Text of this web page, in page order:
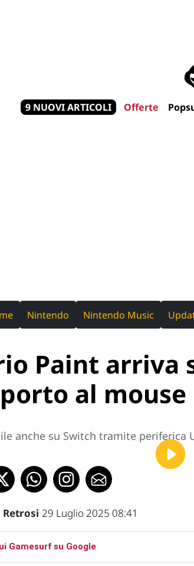
9 NUOVI ARTICOLI Offerte
Nintendo Nintendo Music
Paint arriva
al mouse
anche su Switch tramite periferica
Retrosi 29 Luglio 2025 08:41
Gamesurf su Google